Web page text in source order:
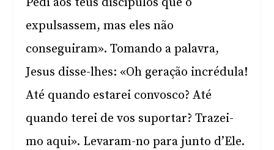
expulsassem, mas eles não
conseguiram». Tomando a palavra,
Jesus disse-lhes: «Oh geração incrédula!
Até quando estarei convosco? Até
quando terei de vos suportar? Trazei-
mo aqui». Levaram-no para junto d’Ele.